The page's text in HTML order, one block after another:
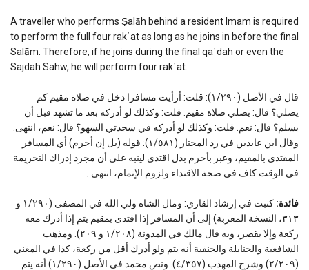
A traveller who performs Ṣalāh behind a resident Imam is required
to perform the full four rakʿat as long as he joins in before the final
Salām. Therefore, if he joins during the final qaʿdah or even the
Sajdah Sahw, he will perform four rakʿat.
قال في الأصل (١/٢٩٠): قلت: أرأيت مسافرا دخل في صلاة مقيم كم
يصلي؟ قال: يصلي صلاة مقيم. قلت: وكذلك لو أدركه بعد ما تشهد قبل أن
يسلم؟ قال: نعم. قلت: وكذلك لو أدركه في سجدتي السهو؟ قال: نعم، انتهى.
وقال ابن عابدين في رد المحتار (١/٥٨١): قوله (بل إن أحرم) أي المسافر
المقتدي بالمقيم، وعبر بأحرم بدل اقتدى لينبه على أن مجرد إدراك التحريمة
في الوقت كاف في صحة الاقتداء ولزوم الإتمام، انتهى۔
فائدة:
كتبت في إرشاد القاري: ومال الشاه ولي الله في المصفى (١/٢٩٠ و
٣١٣، النسخة المعربة) إلى أن المسافر إذا اقتدى بمقيم يتم إذا أدرك معه
ركعة وإلا يقصر، وبه قال مالك في المدونة (١/٢٠٨ و ٢٠٩). ومذهب
الشافعية والحنابلة والحنفية أنه يتم ولو أدرك أقل من ركعة، كذا في المغني
(٢/٢٠٩) وشرح المهذب (٤/٣٥٧). ونص محمد في الأصل (١/٢٩٠) أنه يتم